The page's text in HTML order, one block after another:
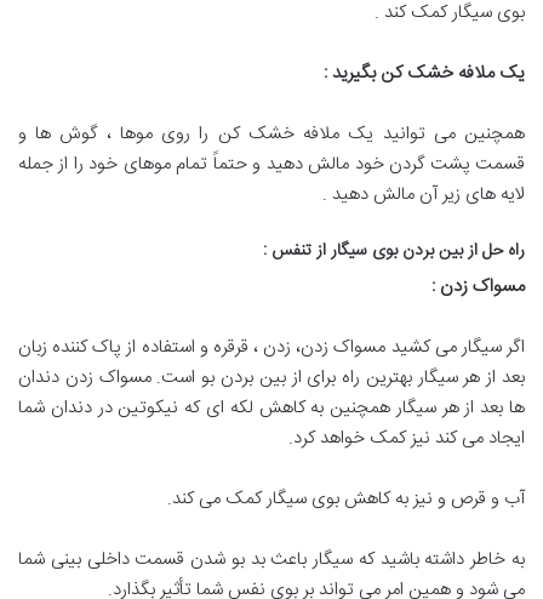
بوی سیگار کمک کند .
یک ملافه خشک کن بگیرید:
همچنین می توانید یک ملافه خشک کن را روی موها ، گوش ها و
قسمت پشت گردن خود مالش دهید و حتماً تمام موهای خود را از جمله
لایه های زیر آن مالش دهید .
راه حل از بین بردن بوی سیگار از تنفس :
مسواک زدن :
اگر سیگار می کشید مسواک زدن، زدن ، قرقره و استفاده از پاک کننده زبان
بعد از هر سیگار بهترین راه برای از بین بردن بو است. مسواک زدن دندان
ها بعد از هر سیگار همچنین به کاهش لکه ای که نیکوتین در دندان شما
ایجاد می کند نیز کمک خواهد کرد.
آب و قرص و نیز به کاهش بوی سیگار کمک می کند.
به خاطر داشته باشید که سیگار باعث بد بو شدن قسمت داخلی بینی شما
می شود و همین امر می تواند بر بوی نفس شما تأثیر بگذارد.